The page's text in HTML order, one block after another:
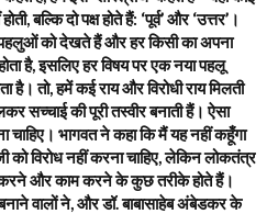
बल्कि दो पक्ष होते हैं: ‘पूर्व’ और ‘उत्तर’।
को देखते हैं और हर किसी का अपना
है, इसलिए हर विषय पर एक नया पहलू
है। तो, हमें कई राय और विरोधी राय मिलती
सच्चाई की पूरी तस्वीर बनाती हैं। ऐसा
चाहिए। भागवत ने कहा कि मैं यह नहीं कहूँगा
को विरोध नहीं करना चाहिए, लेकिन लोकतंत्र
करने और काम करने के कुछ तरीके होते हैं।
वालों ने, और डॉ. बाबासाहेब अंबेडकर के